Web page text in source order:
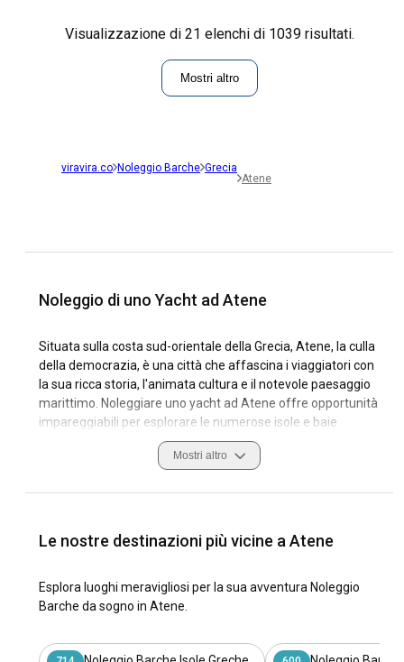
Visualizzazione di 21 elenchi di 1039 risultati.
Mostri altro
viravira.co Noleggio Barche Grecia
Atene
Noleggio di uno Yacht ad Atene
Situata sulla costa sud-orientale della Grecia, Atene, la culla
della democrazia, è una città che affascina i viaggiatori con
la sua ricca storia, l'animata cultura e il notevole paesaggio
marittimo. Noleggiare uno yacht ad Atene offre opportunità
impareggiabili per esplorare le numerose isole e baie
appartate della città. Con la sua posizione vantaggiosa nel
Golfo Saronico, Atene vanta condizioni di navigazione ideali
Egeo.
Le marine della città, come la Marina di Kalamaki (Alimos) e
la Marina di Flisvos, sono conosciute per le loro strutture di
il vostro viaggio in vela. Atene non è solo sinonimo delle isole
popolari come Egina, Poros, Idra e Spetses; è anche
yacht può raggiungere. Scoprire la ricca eredità marittima e
Mostri altro
Le nostre destinazioni più vicine a Atene
Esplora luoghi meravigliosi per la sua avventura Noleggio
Barche da sogno in Atene.